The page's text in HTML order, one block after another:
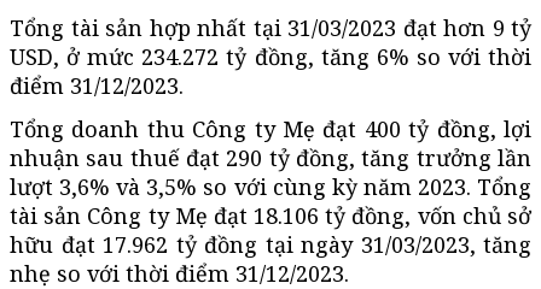
Tổng tài sản hợp nhất tại 31/03/2023 đạt hơn 9 tỷ
USD, ở mức 234.272 tỷ đồng, tăng 6% so với thời
điểm 31/12/2023.
Tổng doanh thu Công ty Mẹ đạt 400 tỷ đồng, lợi
nhuận sau thuế đạt 290 tỷ đồng, tăng trưởng lần
lượt 3,6% và 3,5% so với cùng kỳ năm 2023. Tổng
tài sản Công ty Mẹ đạt 18.106 tỷ đồng, vốn chủ sở
hữu đạt 17.962 tỷ đồng tại ngày 31/03/2023, tăng
nhẹ so với thời điểm 31/12/2023.